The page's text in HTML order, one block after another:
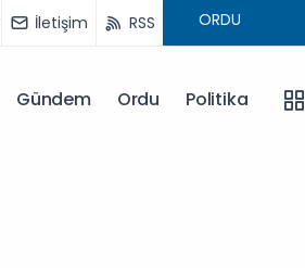
İletişim RSS
Gündem Ordu Politika